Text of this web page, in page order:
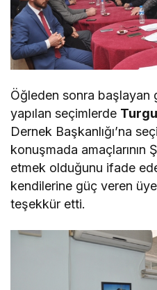
Öğleden sonra başlayan
yapılan seçimlerde
Dernek Başkanlığı’na
konuşmada amaçlarının
etmek olduğunu ifade
kendilerine güç veren
teşekkür etti.